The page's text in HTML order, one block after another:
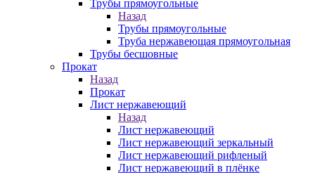
Трубы прямоугольные
Назад
Трубы прямоугольные
Труба нержавеющая прямоугольная
Трубы бесшовные
Прокат
Назад
Прокат
Лист нержавеющий
Назад
Лист нержавеющий
Лист нержавеющий зеркальный
Лист нержавеющий рифленый
Лист нержавеющий в плёнке